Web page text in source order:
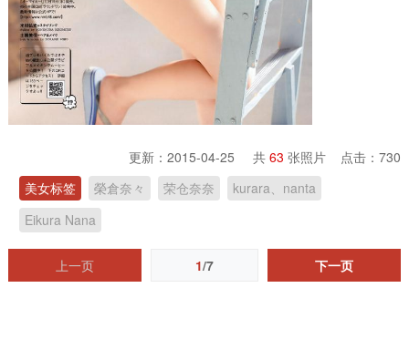
更新：2015-04-25 共63 张照片 点击：730
美女标签
榮倉奈々 荣仓奈奈
kurara、nanta
Eikura Nana
上一页 1/7 下一页